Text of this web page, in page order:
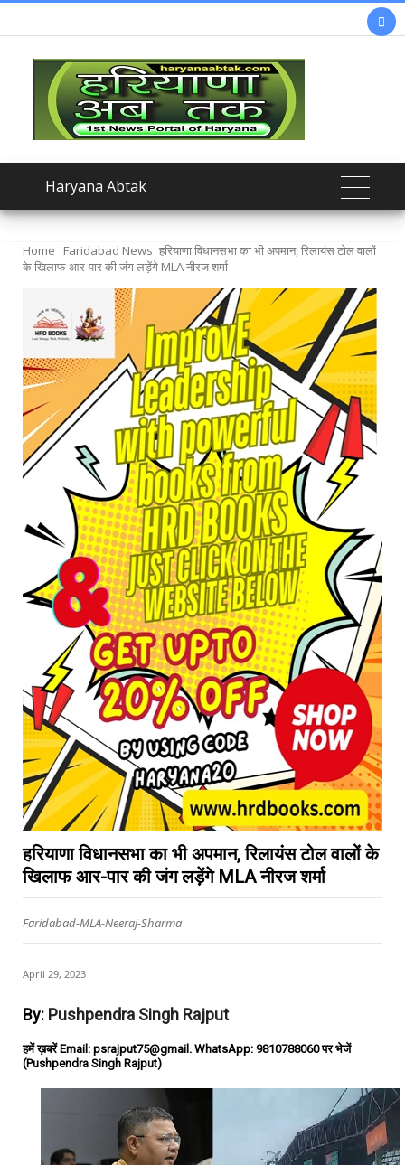

Haryana Abtak
Home Faridabad News हरियाणा विधानसभा का भी अपमान, रिलायंस टोल वालों
के खिलाफ आर-पार की जंग लड़ेंगे MLA नीरज शर्मा
हरियाणा विधानसभा का भी अपमान, रिलायंस टोल वालों के
खिलाफ आर-पार की जंग लड़ेंगे MLA नीरज शर्मा
Faridabad-MLA-Neeraj-Sharma
April 29, 2023
By: Pushpendra Singh Rajput
हमें ख़बरें Email: psrajput75@gmail. WhatsApp: 9810788060 पर भेजें
(Pushpendra Singh Rajput)